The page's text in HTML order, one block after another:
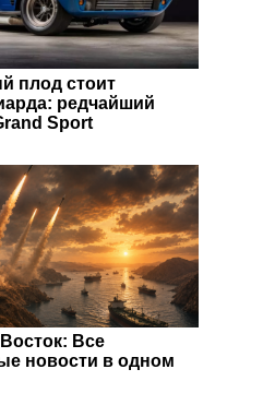
плод стоит
редчайший
Sport
Все
новости в одном